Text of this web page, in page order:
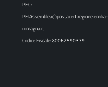
PEC:
PEIAssemblea@postacert.regione.emilia-
romagna.it
Codice Fiscale: 80062590379